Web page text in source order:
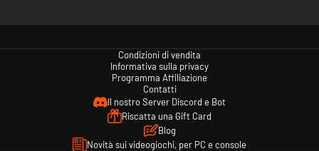
Condizioni di vendita
Informativa sulla privacy
Programma Affiliazione
Contatti
Il nostro Server Discord e Bot
Riscatta una Gift Card
Blog
Novità sui videogiochi, per PC e console